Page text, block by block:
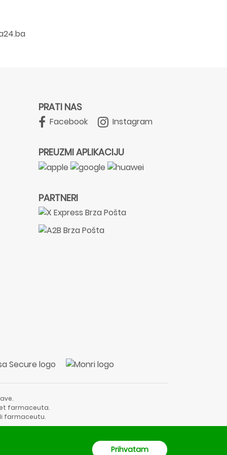
PRATI NAS
Facebook Instagram
PREUZMI APLIKACIJU
PARTNERI
farmaceuta.
farmaceutu.
Prihvatam